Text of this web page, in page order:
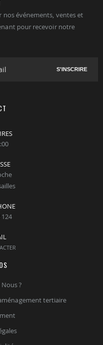
événements, ventes et
pour recevoir notre
S'INSCRIRE
?
tertiaire